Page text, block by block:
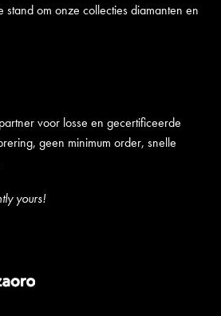
om onze collecties diamanten en
partner voor losse en gecertificeerde
geen minimum order, snelle
yours!